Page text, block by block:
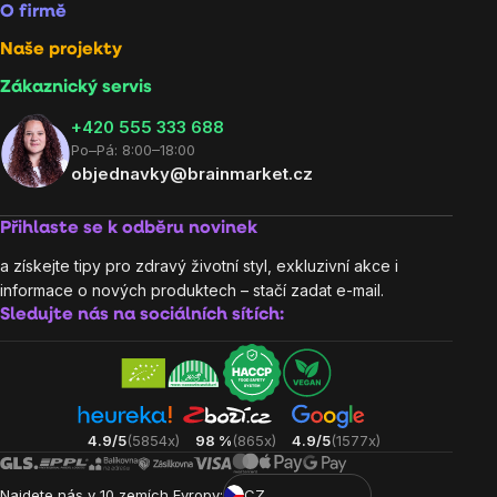
O firmě
Naše projekty
Zákaznický servis
‭+420 555 333 688
Po–Pá: 8:00–18:00
objednavky@brainmarket.cz
Přihlaste se k odběru novinek
a získejte tipy pro zdravý životní styl, exkluzivní akce i
informace o nových produktech – stačí zadat e-mail.
Sledujte nás na sociálních sítích:
4.9/5(5854x) 98 %(865x) 4.9/5(1577x)